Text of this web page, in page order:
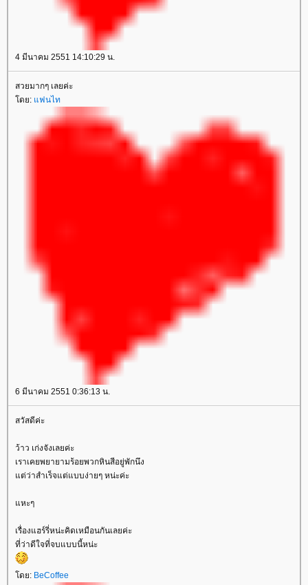
4 มีนาคม 2551 14:10:29 น.
สวยมากๆ เลยค่ะ
ดย: ฟนไท
6 มีนาคม 2551 0:36:13 น.
สวัสดีค่ะ
ว้าว เก่งจังเลยค่ะ
เราเคยพยายามร้อยพวกหินสีอยู่พักนึง
ต่ว่าสำเร็จแต่แบบง่ายๆ หน่ะค่ะ
หะๆ
เรื่องแฮร์รี่หน่ะคิดเหมือนกันเลยค่ะ
ที่ว่าดีใจที่จบแบบนี้หน่ะ
ดย: BeCoffee